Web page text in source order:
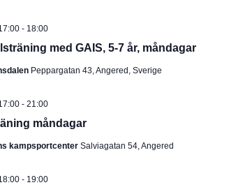
med GAIS, 5-7 år, måndagar
- 18:00
Peppargatan 43, Angered, Sverige
måndagar
- 21:00
kampsportcenter Salviagatan 54, Angered
- 19:00